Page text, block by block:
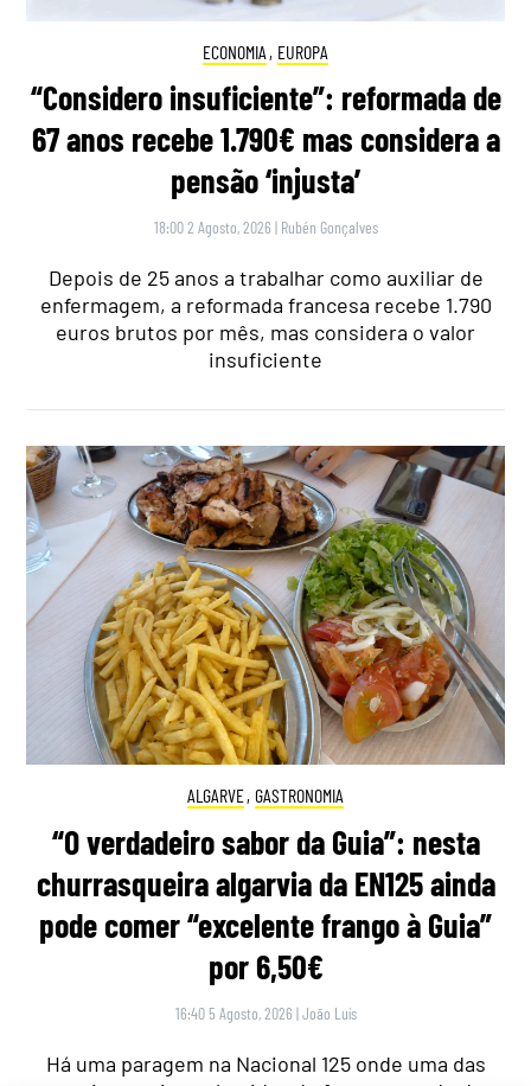
ECONOMIA , EUROPA
“Considero insuficiente”: reformada de
67 anos recebe 1.790€ mas considera a
pensão ‘injusta’
18:00 2 Agosto, 2026 | Rubén Gonçalves
Depois de 25 anos a trabalhar como auxiliar de
enfermagem, a reformada francesa recebe 1.790
euros brutos por mês, mas considera o valor
insuficiente
ALGARVE, GASTRONOMIA
“O verdadeiro sabor da Guia”: nesta
churrasqueira algarvia da EN125 ainda
pode comer “excelente frango à Guia”
por 6,50€
16:40 5 Agosto, 2026 |João Luís
Há uma paragem na Nacional 125 onde uma das